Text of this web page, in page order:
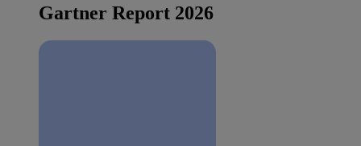
Gartner Report 2026